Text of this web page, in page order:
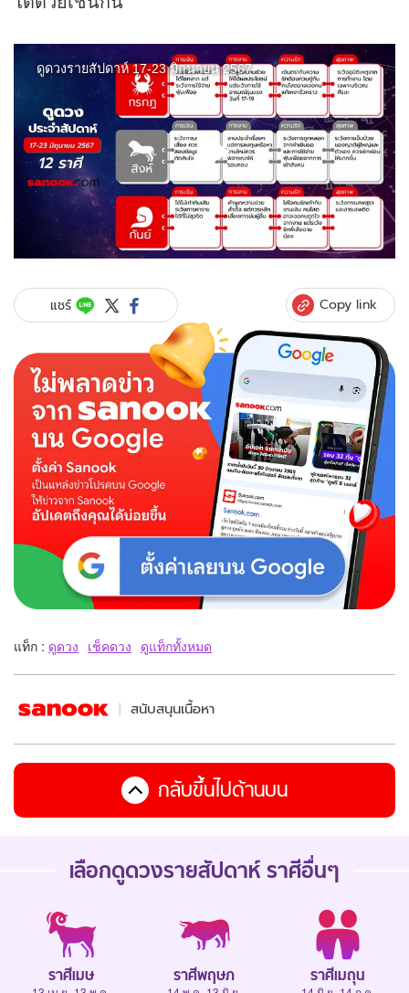
แชร์ Copy link
แท็ก : ดูดวง เช็คดวง ดูแท็กทั้งหมด
สนับสนุนเนื้อหา
กลับขึ้นไปด้านบน
เลือกดูดวงรายสัปดาห์ ราศีอื่นๆ
ราศีเมษ ราศีพฤษภ ราศีเมถุน